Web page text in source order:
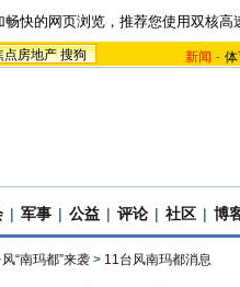
快的网页浏览，推荐您使用双核高
点房地产 搜狗 新闻 -
| 军事 | 公益 | 评论 | 社区 | 博
“南玛都”来袭 > 11台风南玛都消息